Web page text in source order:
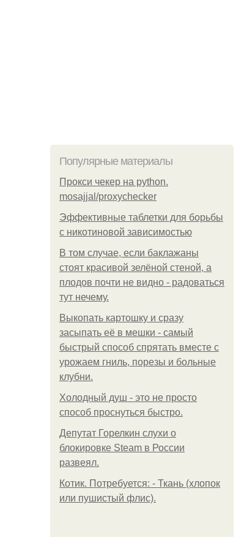
Популярные материалы
Прокси чекер на python.
mosajjal/proxychecker
Эффективные таблетки для борьбы
с никотиновой зависимостью
В том случае, если баклажаны
стоят красивой зелёной стеной, а
плодов почти не видно - радоваться
тут нечему.
Выкопать картошку и сразу
засыпать её в мешки - самый
быстрый способ спрятать вместе с
урожаем гниль, порезы и больные
клубни.
Холодный душ - это не просто
способ проснуться быстро.
Депутат Горелкин слухи о
блокировке Steam в России
развеял.
Котик. Потребуется: - Ткань (хлопок
или пушистый флис).